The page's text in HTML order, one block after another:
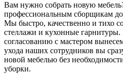
Вам нужно собрать новую
профессиональным сборщикам
Мы быстро, качественно и тихо
стеллажи и кухонные
согласованию с мастером
ухода наших сотрудников вы
новой мебелью без
уборки.